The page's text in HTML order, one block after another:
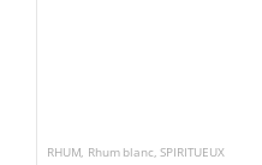
RHUM Rhum blanc ,SPIRITUEUX